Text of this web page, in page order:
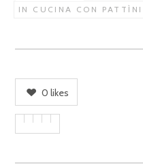
IN CUCINA CON PATTÌNI
0 likes